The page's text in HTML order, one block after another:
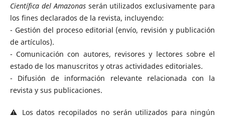
Científica del Amazonasserán utilizados exclusivamente para
los fines declarados de la revista, incluyendo:
- Gestión del proceso editorial (envío, revisión y publicación
de artículos).
- Comunicación con autores, revisores y lectores sobre el
estado de los manuscritos y otras actividades editoriales.
- Difusión de información relevante relacionada con la
revista y sus publicaciones.
⚠️ Los datos recopilados no serán utilizados para ningún